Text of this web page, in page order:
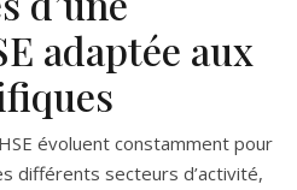
adaptée aux
évoluent constamment pour
différents secteurs d’activité,